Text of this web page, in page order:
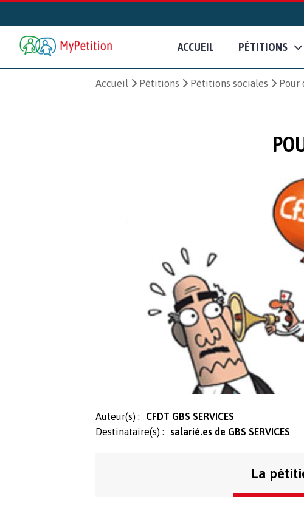
ACCUEIL PÉTITIONS
Accueil Pétitions Pétitions sociales Pour
Auteur(s) :
CFDT GBS SERVICES
Destinataire(s) :
salarié.es de GBS SERVICES
La